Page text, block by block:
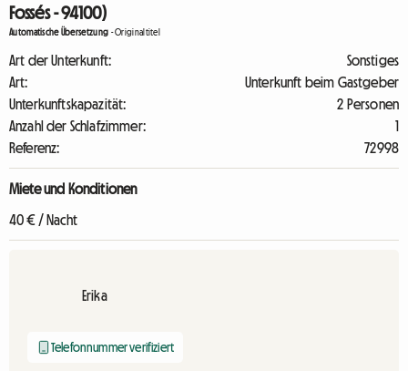
Fossés - 94100)
Automatische Übersetzung -Originaltitel
Art der Unterkunft:
Sonstiges
Art:
Unterkunft beim Gastgeber
Unterkunftskapazität:
2 Personen
Anzahl der Schlafzimmer:
1
Referenz:
72998
Miete und Konditionen
40 € / Nacht
Erika
Telefonnummer verifiziert